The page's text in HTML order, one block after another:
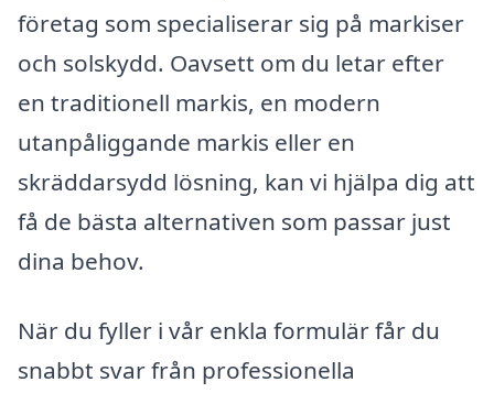
företag som specialiserar sig på markiser
och solskydd. Oavsett om du letar efter
en traditionell markis, en modern
utanpåliggande markis eller en
skräddarsydd lösning, kan vi hjälpa dig att
få de bästa alternativen som passar just
dina behov.
När du fyller i vår enkla formulär får du
snabbt svar från professionella